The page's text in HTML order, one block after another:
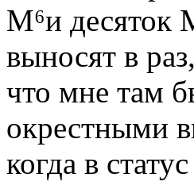
М⁶и десяток
выносят в
что мне там
окрестными
когда в